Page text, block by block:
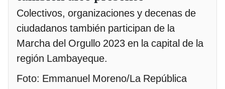
Colectivos, organizaciones y decenas de
ciudadanos también participan de la
Marcha del Orgullo 2023 en la capital de la
región Lambayeque.
Foto: Emmanuel Moreno/La República